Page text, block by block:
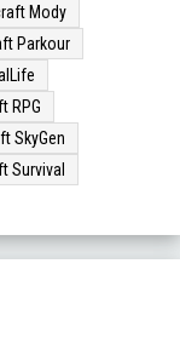
Mody
Parkour
RPG
SkyGen
Survival